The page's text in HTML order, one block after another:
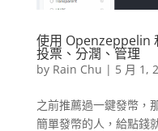
使用 Openzeppelin
投票、分潤、管理
by Rain Chu | 5 月 1,
之前推薦過一鍵發幣，
簡單發幣的人，給點錢